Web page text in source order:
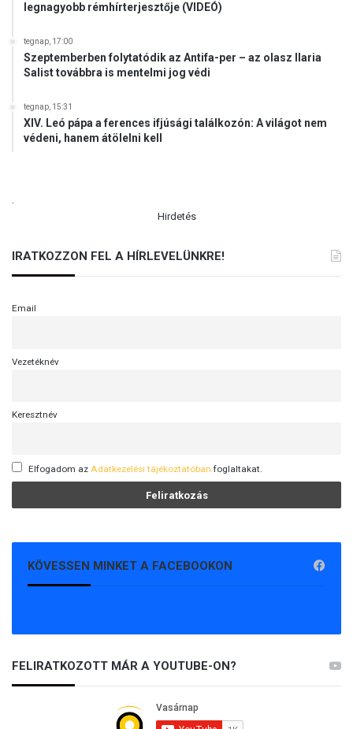
legnagyobb rémhírterjesztője (VIDEÓ)
tegnap, 17:00
Szeptemberben folytatódik az Antifa-per – az olasz Ilaria
Salist továbbra is mentelmi jog védi
tegnap, 15:31
XIV. Leó pápa a ferences ifjúsági találkozón: A világot nem
védeni, hanem átölelni kell
.
Hirdetés
IRATKOZZON FEL A HÍRLEVELÜNKRE!
Email
Vezetéknév
Keresztnév
Elfogadom az Adatkezelési tájékoztatóban foglaltakat.
KÖVESSEN MINKET A FACEBOOKON
FELIRATKOZOTT MÁR A YOUTUBE-ON?